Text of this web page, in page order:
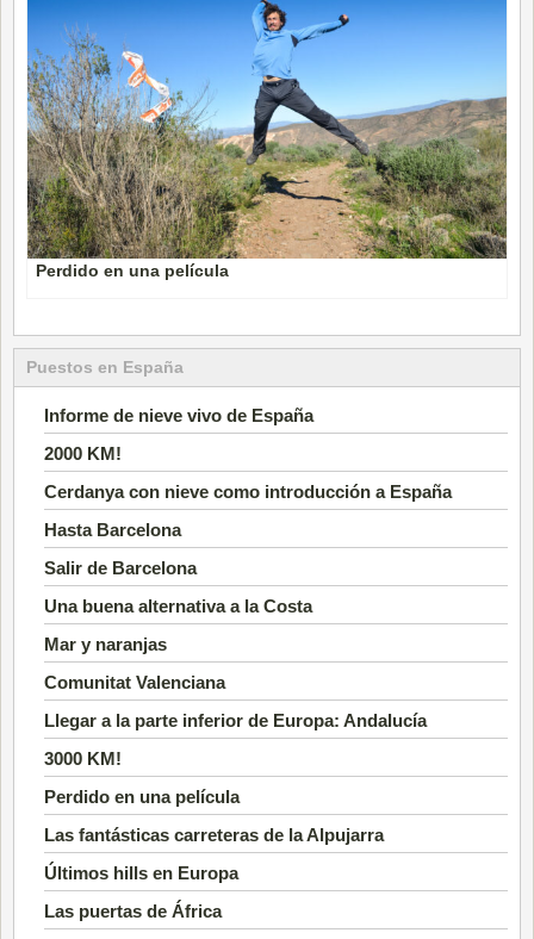
Perdido en una película
Puestos en España
Informe de nieve vivo de España
2000 KM!
Cerdanya con nieve como introducción a España
Hasta Barcelona
Salir de Barcelona
Una buena alternativa a la Costa
Mar y naranjas
Comunitat Valenciana
Llegar a la parte inferior de Europa: Andalucía
3000 KM!
Perdido en una película
Las fantásticas carreteras de la Alpujarra
Últimos hills en Europa
Las puertas de África